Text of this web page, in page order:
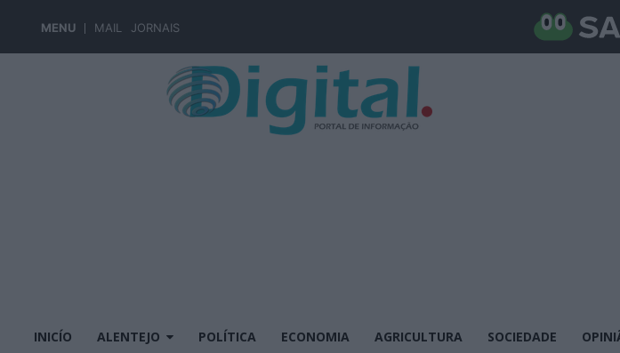
MENU MAIL JORNAIS
INICÍO ALENTEJO POLÍTICA ECONOMIA AGRICULTURA SOCIEDADE